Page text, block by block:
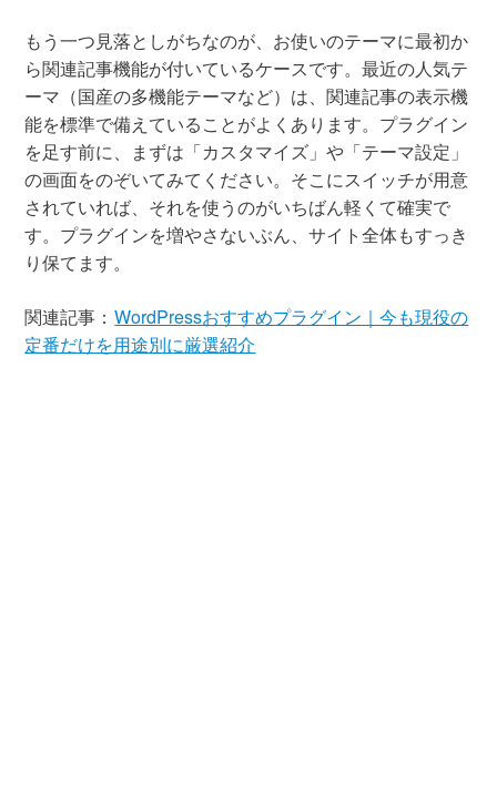
もう一つ見落としがちなのが、お使いのテーマに最初か
ら関連記事機能が付いているケースです。最近の人気テ
ーマ（国産の多機能テーマなど）は、関連記事の表示機
能を標準で備えていることがよくあります。プラグイン
を足す前に、まずは「カスタマイズ」や「テーマ設定」
の画面をのぞいてみてください。そこにスイッチが用意
されていれば、それを使うのがいちばん軽くて確実で
す。プラグインを増やさないぶん、サイト全体もすっき
り保てます。
関連記事： WordPressおすすめプラグイン｜今も現役の
定番だけを用途別に厳選紹介